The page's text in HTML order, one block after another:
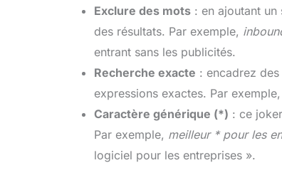
Exclure des mots : en ajoutant
des résultats. Par exemple,
entrant sans les publicités.
Recherche exacte : encadrez
expressions exactes. Par exemple,
Caractère générique (*) : ce
Par exemple, meilleur * pour les
logiciel pour les entreprises ».